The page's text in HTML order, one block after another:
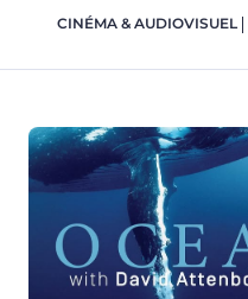
CINÉMA & AUDIOVISUEL